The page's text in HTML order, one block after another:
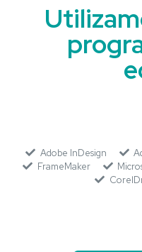
Adobe InDesign
FrameMaker